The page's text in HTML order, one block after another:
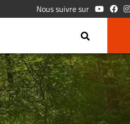
Nous suivre sur